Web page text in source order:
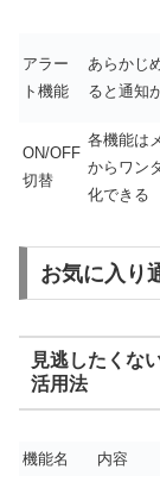
アラー
ト機能
あらかじ
ると通知
ON/OFF
切替
各機能は
からワン
化できる
お気に入り
見逃したくな
活用法
機能名 内容